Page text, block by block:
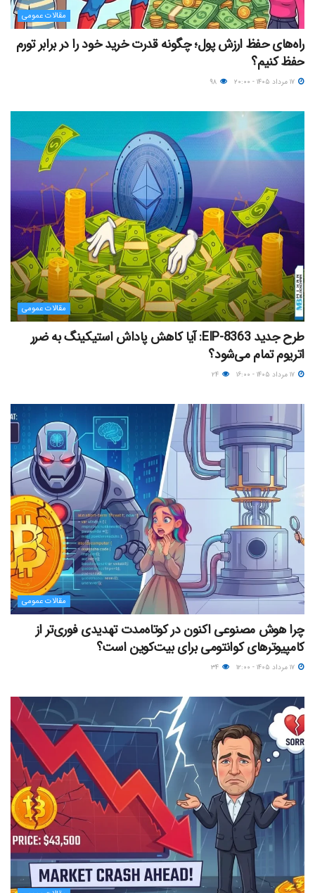
مقالات عمومی
راه‌های حفظ ارزش پول؛ چگونه قدرت خرید خود را در برابر تورم
حفظ کنیم؟
مقالات عمومی
طرح جدید EIP-8363: آیا کاهش پاداش استیکینگ به ضرر
اتریوم تمام می‌شود؟
مقالات عمومی
چرا هوش مصنوعی اکنون در کوتاه‌مدت تهدیدی فوری‌تر از
کامپیوترهای کوانتومی برای بیت‌کوین است؟